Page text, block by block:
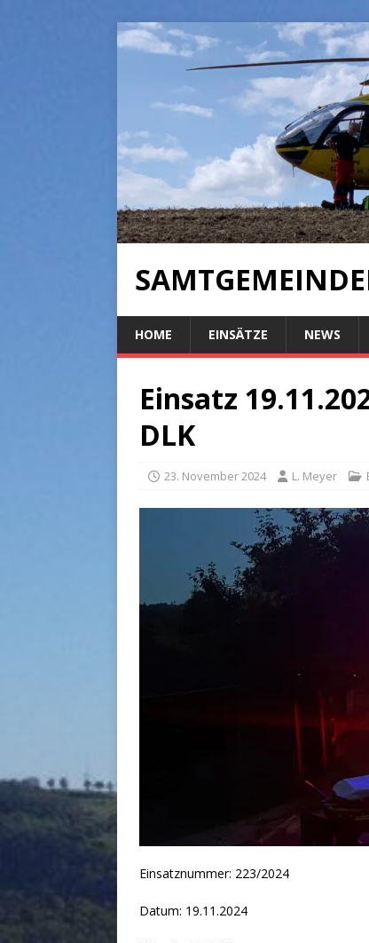
HOME EINSÄTZE NEWS
Einsatz
DLK
23. November 2024 L. Meyer
Einsatznummer: 223/2024
Datum: 19.11.2024